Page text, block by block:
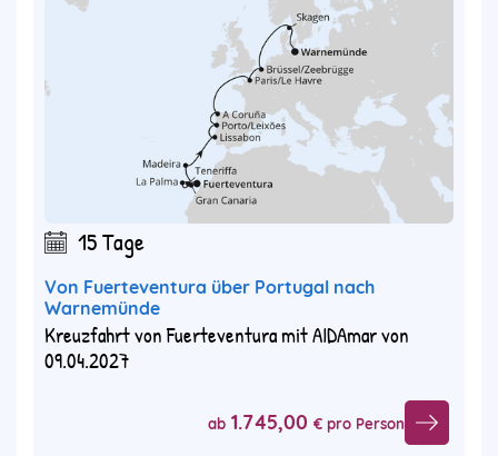
15 Tage
Von Fuerteventura über Portugal nach
Warnemünde
Kreuzfahrt von Fuerteventura mit AIDAmar von
09.04.2027
ab 1.745,00 € pro Person